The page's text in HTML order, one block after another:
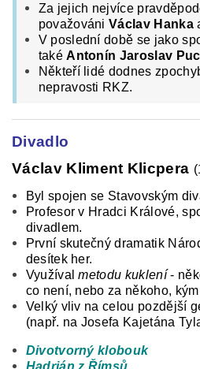
Za jejich nejvíce
považovániVáclav Hanka
V poslední době se jako
takéAntonín Jaroslav
Někteří lidé dodnes
nepravosti RKZ.
Divadlo
Václav Kliment Klicpera
Byl spojen se Stavovským
Profesor v Hradci Králové,
divadlem.
První skutečný dramatik
desítek her.
Využívalmetodu kuklení-
co není, nebo za někoho,
Velký vliv na celou pozdější
(např. na Josefa Kajetána
Divotvorný klobouk
Hadrián z Římsů